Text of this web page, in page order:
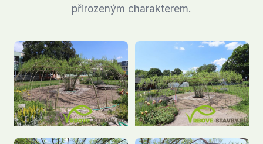
přirozeným charakterem.